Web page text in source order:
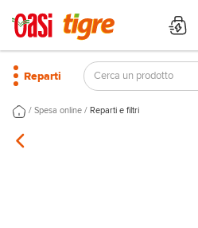
Reparti
/ Spesa online / Reparti e filtri